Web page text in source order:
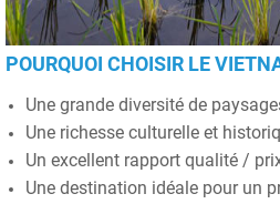
POURQUOI CHOISIR LE
Une grande diversité de
Une richesse culturelle et
Un excellent rapport qualité /
Une destination idéale pour un